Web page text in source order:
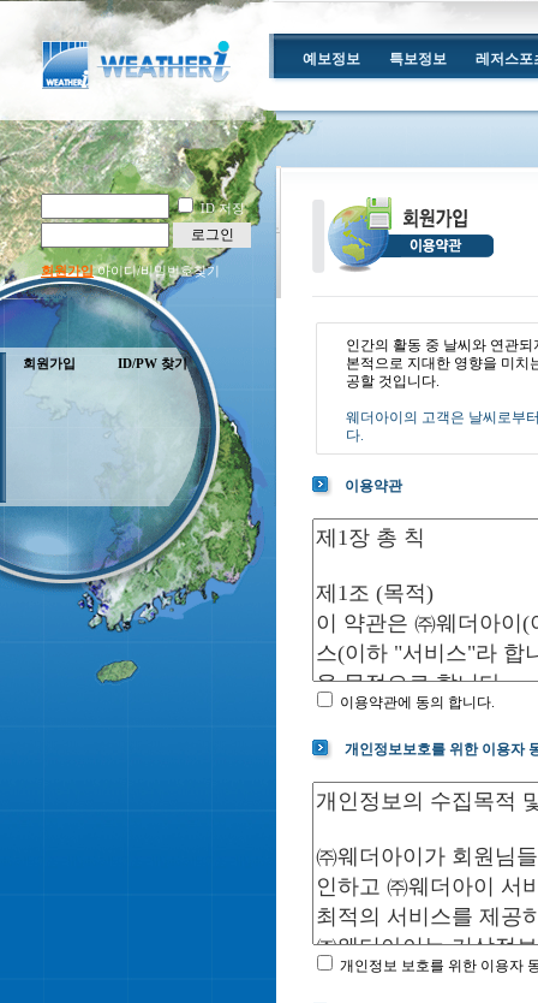
ID 저장
로그인
회원가입아이디/비밀번호찾기
예보정보 특보정보 레저스포
회원가입 ID/PW 찾기
인간의 활동 중 날씨와 연관
본적으로 지대한 영향을 미치
공할 것입니다.
웨더아이의 고객은 날씨로부
다.
이용약관
이용약관에 동의 합니다.
개인정보보호를 위한 이용자
개인정보 보호를 위한 이용자